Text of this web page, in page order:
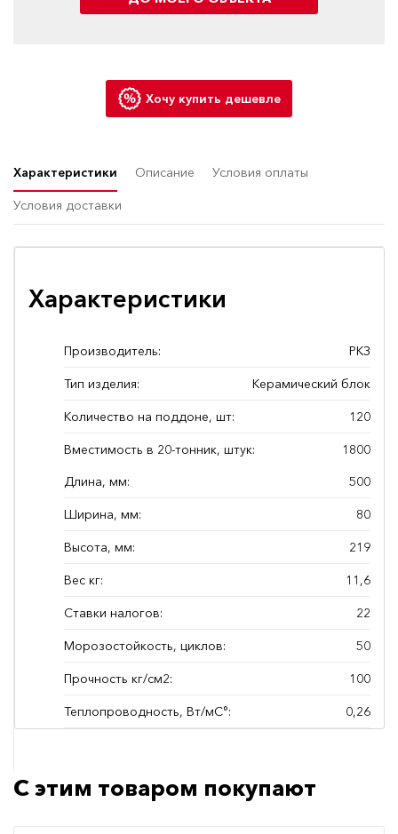
Хочу купить дешевле
Характеристики Описание Условия оплаты
Условия доставки
Характеристики
Производитель: РКЗ
Тип изделия: Керамический блок
Количество на поддоне, шт: 120
Вместимость в 20-тонник, штук:
1800
Длина, мм:
500
Ширина, мм: 80
Высота, мм: 219
Вес кг: 11,6
Ставки налогов: 22
Морозостойкость, циклов: 50
Прочность кг/см2: 100
Теплопроводность, Вт/мС°: 0,26
С этим товаром покупают